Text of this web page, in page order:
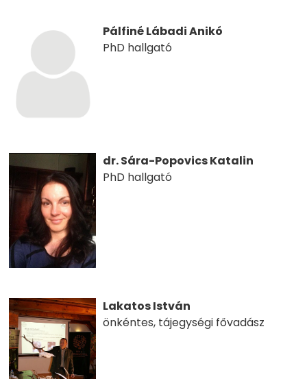
Pálfiné Lábadi Anikó
PhD hallgató
dr. Sára-Popovics Katalin
PhD hallgató
Lakatos István
önkéntes, tájegységi fővadász